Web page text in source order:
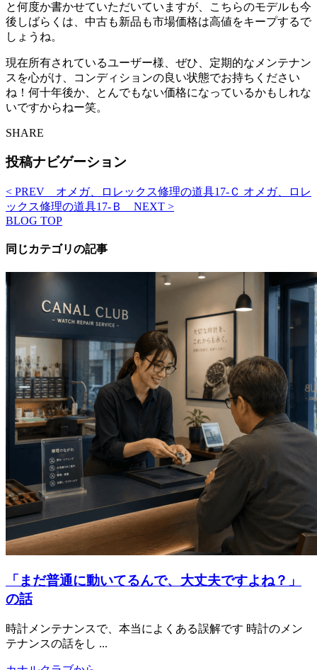
と何度か書かせていただいていますが、こちらのモデルも今
後しばらくは、中古も新品も市場価格は高値をキープするで
しょうね。
現在所有されているユーザー様、ぜひ、定期的なメンテナン
スを心がけ、コンディションの良い状態でお持ちください
ね！何十年後か、とんでもない価格になっているかもしれな
いですからねー笑。
SHARE
投稿ナビゲーション
< PREV オメガ、ロレックス修理の道具17-Ｃ オメガ、ロレ
ックス修理の道具17-Ｂ
NEXT >
BLOG TOP
同じカテゴリの記事
「まだ普通に動いてるんで、大丈夫ですよね？」
の話
時計メンテナンスで、本当によくある誤解です 時計のメン
テナンスの話をし ...